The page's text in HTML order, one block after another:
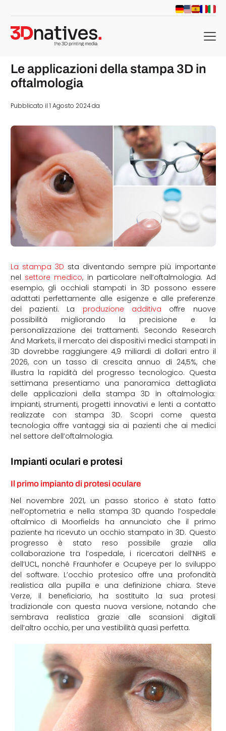
menu
Le applicazioni della stampa 3D in
oftalmologia
Pubblicato il 1 Agosto 2024 da
La stampa 3D sta diventando sempre più importante
nel settore medico, in particolare nell’oftalmologia. Ad
esempio, gli occhiali stampati in 3D possono essere
adattati perfettamente alle esigenze e alle preferenze
dei pazienti. La produzione additiva offre nuove
possibilità migliorando la precisione e la
personalizzazione dei trattamenti. Secondo Research
And Markets, il mercato dei dispositivi medici stampati in
3D dovrebbe raggiungere 4,9 miliardi di dollari entro il
2026, con un tasso di crescita annuo di 24,5%, che
illustra la rapidità del progresso tecnologico. Questa
settimana presentiamo una panoramica dettagliata
delle applicazioni della stampa 3D in oftalmologia:
impianti, strumenti, progetti innovativi e lenti a contatto
realizzate con stampa 3D. Scopri come questa
tecnologia offre vantaggi sia ai pazienti che ai medici
nel settore dell’oftalmologia.
Impianti oculari e protesi
Il primo impianto di protesi oculare
Nel novembre 2021, un passo storico è stato fatto
nell’optometria e nella stampa 3D quando l’ospedale
oftalmico di Moorfields ha annunciato che il primo
paziente ha ricevuto un occhio stampato in 3D. Questo
progresso è stato reso possibile grazie alla
collaborazione tra l’ospedale, i ricercatori dell’NHS e
dell’UCL, nonché Fraunhofer e Ocupeye per lo sviluppo
del software. L’occhio protesico offre una profondità
realistica alla pupilla e una definizione chiara. Steve
Verze, il beneficiario, ha sostituito la sua protesi
tradizionale con questa nuova versione, notando che
sembrava realistica grazie alle scansioni digitali
dell’altro occhio, per una vestibilità quasi perfetta.